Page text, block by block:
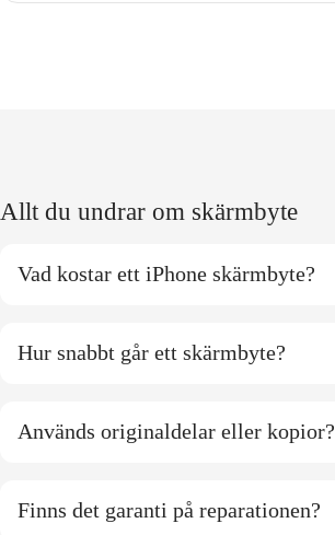
Allt du undrar om skärmbyte
Vad kostar ett iPhone skärmbyte?
Hur snabbt går ett skärmbyte?
Används originaldelar eller kopior?
Finns det garanti på reparationen?